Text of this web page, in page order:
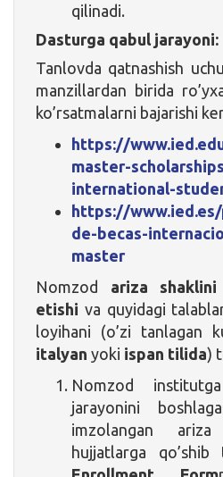
qilinadi.
Dasturga qabul jarayoni:
Tanlovda qatnashish
manzillardan birida
ko’rsatmalarni bajarishi
https://
master-
international-
https://
de-becas-
master
Nomzod ariza shaklini
etishi va quyidagi
loyihani (o’zi tanlagan
italyan yoki ispan tilida)
Nomzod
jarayonini
imzolangan
hujjatlarga